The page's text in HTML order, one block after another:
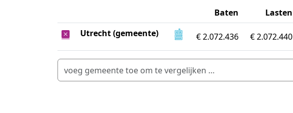
Baten Lasten
Utrecht (gemeente)
€ 2.072.436 € 2.072.440